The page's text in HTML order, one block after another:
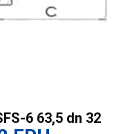
6 63,5 dn 32